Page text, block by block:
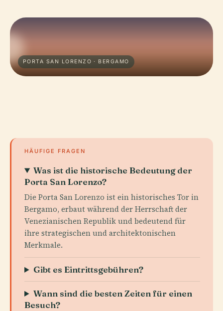
PORTA SAN LORENZO · BERGAMO
HÄUFIGE FRAGEN
Was ist die historische Bedeutung der
Porta San Lorenzo?
Die Porta San Lorenzo ist ein historisches Tor in
Bergamo, erbaut während der Herrschaft der
Venezianischen Republik und bedeutend für
ihre strategischen und architektonischen
Merkmale.
Gibt es Eintrittsgebühren?
Wann sind die besten Zeiten für einen
Besuch?